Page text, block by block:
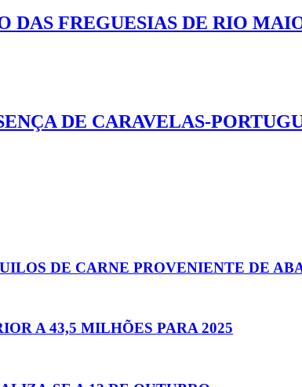
DAS FREGUESIAS DE RIO
DE CARAVELAS-
DE CARNE PROVENIENTE DE
A 43,5 MILHÕES PARA 2025